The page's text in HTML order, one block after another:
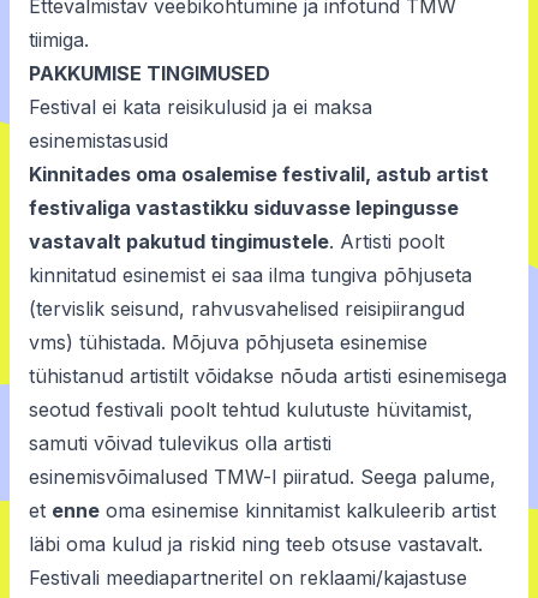
Ettevalmistav veebikohtumine ja infotund TMW
tiimiga.
PAKKUMISE TINGIMUSED
Festival ei kata reisikulusid ja ei maksa
esinemistasusid
Kinnitades oma osalemise festivalil, astub artist
festivaliga vastastikku siduvasse lepingusse
vastavalt pakutud tingimustele. Artisti poolt
kinnitatud esinemist ei saa ilma tungiva põhjuseta
(tervislik seisund, rahvusvahelised reisipiirangud
vms) tühistada. Mõjuva põhjuseta esinemise
tühistanud artistilt võidakse nõuda artisti esinemisega
seotud festivali poolt tehtud kulutuste hüvitamist,
samuti võivad tulevikus olla artisti
esinemisvõimalused TMW-l piiratud. Seega palume,
et enne oma esinemise kinnitamist kalkuleerib artist
läbi oma kulud ja riskid ning teeb otsuse vastavalt.
Festivali meediapartneritel on reklaami/kajastuse